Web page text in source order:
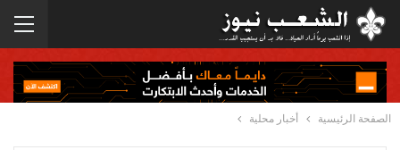
الصفحة الرئيسية أخبار محلية